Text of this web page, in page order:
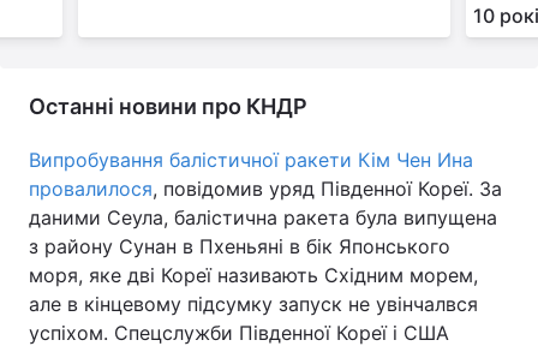
10
Останні новини про КНДР
Випробування балістичної ракети Кім Чен Ина
провалилося, повідомив уряд Південної Кореї. За
даними Сеула, балістична ракета була випущена
з району Сунан в Пхеньяні в бік Японського
моря, яке дві Кореї називають Східним морем,
але в кінцевому підсумку запуск не увінчалвся
успіхом. Спецслужби Південної Кореї і США